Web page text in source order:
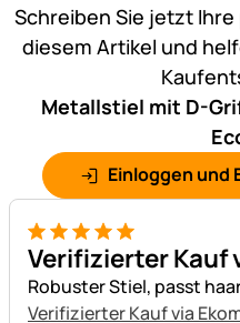
Schreiben Sie jetzt
diesem Artikel und
Metallstiel mit D-
Einloggen und
5 von 5
Verifizierter Kauf
Robuster Stiel, passt
Verifizierter Kauf via